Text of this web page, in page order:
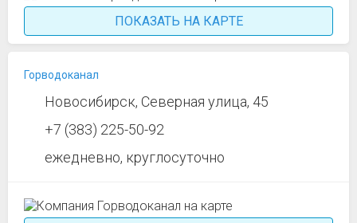
ПОКАЗАТЬ НА КАРТЕ
Горводоканал
Новосибирск, Северная улица, 45
+7 (383) 225-50-92
ежедневно, круглосуточно